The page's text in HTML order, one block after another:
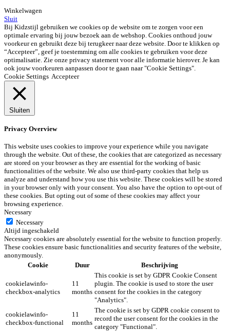
Winkelwagen
Sluit
Bij Kidzstijl gebruiken we cookies op de website om te zorgen voor een
optimale ervaring bij jouw bezoek aan de webshop. Cookies onthoud jouw
voorkeur en gebruikt deze bij terugkeer naar deze website. Door te klikken op
“Accepteer”, geef je toestemming om alle cookies te gebruiken voor deze
optimalisatie. Zie onze privacy statement voor alle informatie hierover. Je kan
ook jouw voorkeuren aanpassen door te gaan naar "Cookie Settings".
Cookie Settings Accepteer
Sluiten
Privacy Overview
This website uses cookies to improve your experience while you navigate
through the website. Out of these, the cookies that are categorized as necessary
are stored on your browser as they are essential for the working of basic
functionalities of the website. We also use third-party cookies that help us
analyze and understand how you use this website. These cookies will be stored
in your browser only with your consent. You also have the option to opt-out of
these cookies. But opting out of some of these cookies may affect your
browsing experience.
Necessary
Necessary
Altijd ingeschakeld
Necessary cookies are absolutely essential for the website to function properly.
These cookies ensure basic functionalities and security features of the website,
anonymously.
Cookie
Duur Beschrijving
cookielawinfo-
checkbox-analytics
11
months
This cookie is set by GDPR Cookie Consent
plugin. The cookie is used to store the user
consent for the cookies in the category
"Analytics".
cookielawinfo-
checkbox-functional
11
months
The cookie is set by GDPR cookie consent to
record the user consent for the cookies in the
category "Functional".